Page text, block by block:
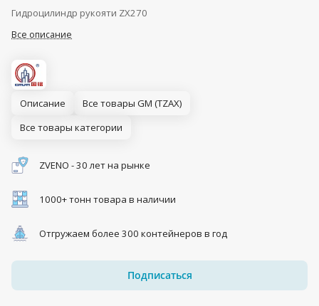
Гидроцилиндр рукояти ZX270
Все описание
Описание
Все товары GM (TZAX)
Все товары категории
ZVENO - 30 лет на рынке
1000+ тонн товара в наличии
Отгружаем более 300 контейнеров в год
Подписаться